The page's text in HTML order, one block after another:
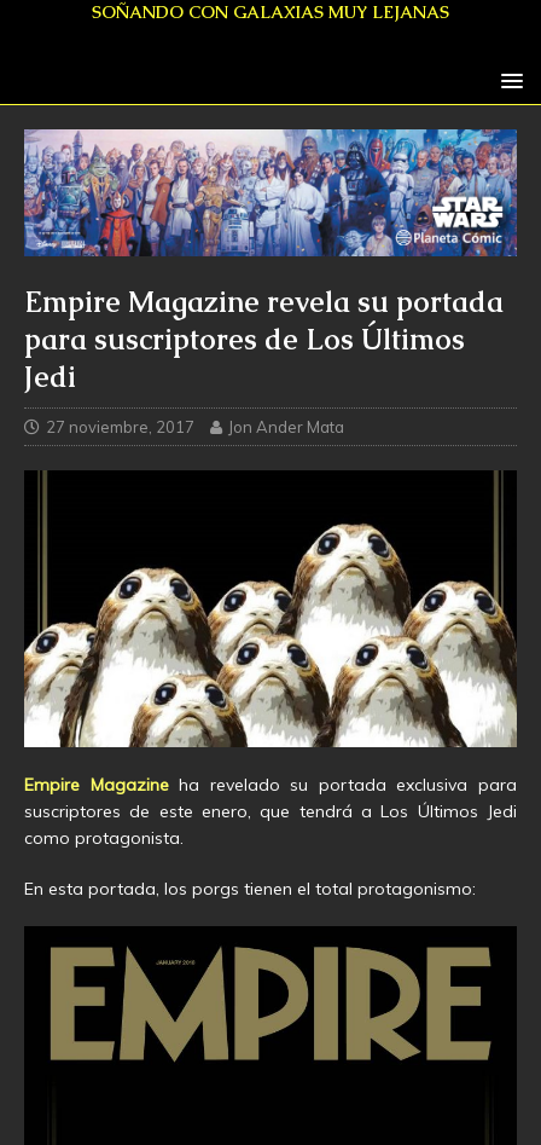
SOÑANDO CON GALAXIAS MUY LEJANAS
Empire Magazine revela su portada
para suscriptores de Los Últimos
Jedi
27 noviembre, 2017 Jon Ander Mata
Empire Magazineha revelado su portada exclusiva para
suscriptores de este enero, que tendrá a Los Últimos Jedi
como protagonista.
En esta portada, los porgs tienen el total protagonismo: